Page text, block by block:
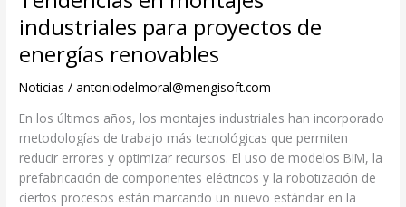
industriales para proyectos de
energías renovables
Noticias /antoniodelmoral@mengisoft.com
En los últimos años, los montajes industriales han incorporado
metodologías de trabajo más tecnológicas que permiten
reducir errores y optimizar recursos. El uso de modelos BIM, la
prefabricación de componentes eléctricos y la robotización de
ciertos procesos están marcando un nuevo estándar en la